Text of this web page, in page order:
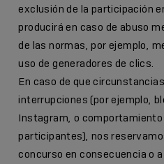
exclusión de la participación
producirá en caso de abuso
de las normas, por ejemplo,
uso de generadores de clics.
En caso de que
interrupciones (por ejemplo,
Instagram, o
participantes), nos
concurso en consecuencia o